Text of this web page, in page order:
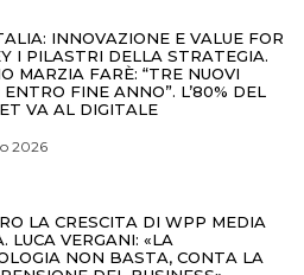
INNOVAZIONE E VALUE FOR
I PILASTRI DELLA STRATEGIA.
MARZIA FARÈ: “TRE NUOVI
ENTRO FINE ANNO”. L’80% DEL
VA AL DIGITALE
2026
LA CRESCITA DI WPP MEDIA
LUCA VERGANI: «LA
NON BASTA, CONTA LA